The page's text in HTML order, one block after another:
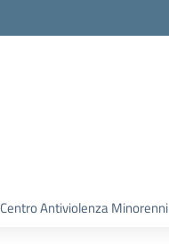
Centro Antiviolenza Minorenni